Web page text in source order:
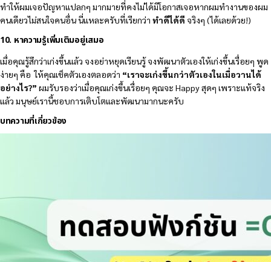
ทำให้ผมเจอปัญหาแปลกๆ มากมายที่คงไม่ได้มีโอกาสเจอหากผมทำงานของผม
คนเดียวไม่สนใจคนอื่น นี่แหละครับที่เรียกว่า ทำดีได้ดี จริงๆ (ได้เลยด้วย!)
10. หาความรู้เพิ่มเติมอยู่เสมอ
เมื่อคุณรู้สึกว่าเก่งขึ้นแล้ว จงอย่าหยุดเรียนรู้ จงพัฒนาตัวเองให้เก่งขึ้นเรื่อยๆ พูด
ง่ายๆ คือ ให้คุณเช็คตัวเองตลอดว่า “เราจะเก่งขึ้นกว่าตัวเองในเมื่อวานได้
อย่างไร?” ผมรับรองว่าเมื่อคุณเก่งขึ้นเรื่อยๆ คุณจะ Happy สุดๆ เพราะแท้จริง
แล้ว มนุษย์เรานี้ชอบการเติบโตและพัฒนามากนะครับ
บทความที่เกี่ยวข้อง